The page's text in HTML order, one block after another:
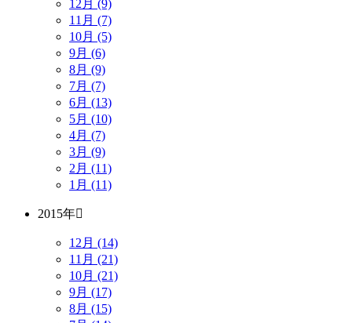
12月 (9)
11月 (7)
10月 (5)
9月 (6)
8月 (9)
7月 (7)
6月 (13)
5月 (10)
4月 (7)
3月 (9)
2月 (11)
1月 (11)
2015年
12月 (14)
11月 (21)
10月 (21)
9月 (17)
8月 (15)